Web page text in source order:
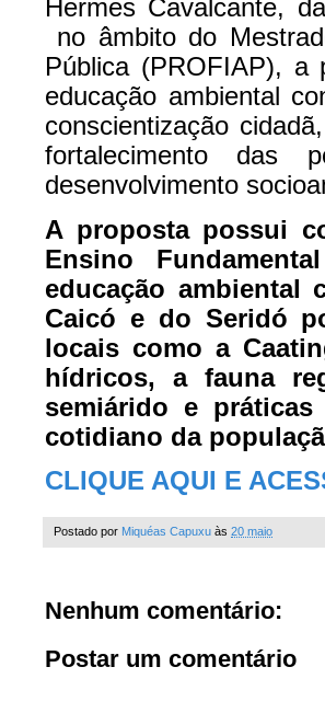
Hermes Cavalcante,
no âmbito do
Pública (PROFIAP), a
educação ambiental
conscientização
fortalecimento das
desenvolvimento
A proposta possui
Ensino
educação ambiental
Caicó e do Seridó
locais como a
hídricos, a fauna
semiárido e práticas
cotidiano da
CLIQUE AQUI E
Postado por Miquéas Capuxu às 20 maio
Nenhum comentário:
Postar um comentário